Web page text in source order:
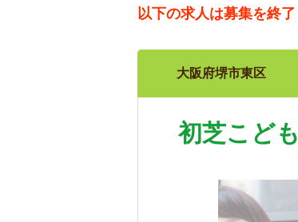
以下の求人は募集を終了
大阪府堺市東区
初芝こど